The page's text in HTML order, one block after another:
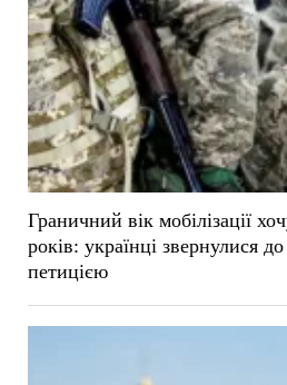
Граничний вік мобілізації
років: українці звернулися
петицією